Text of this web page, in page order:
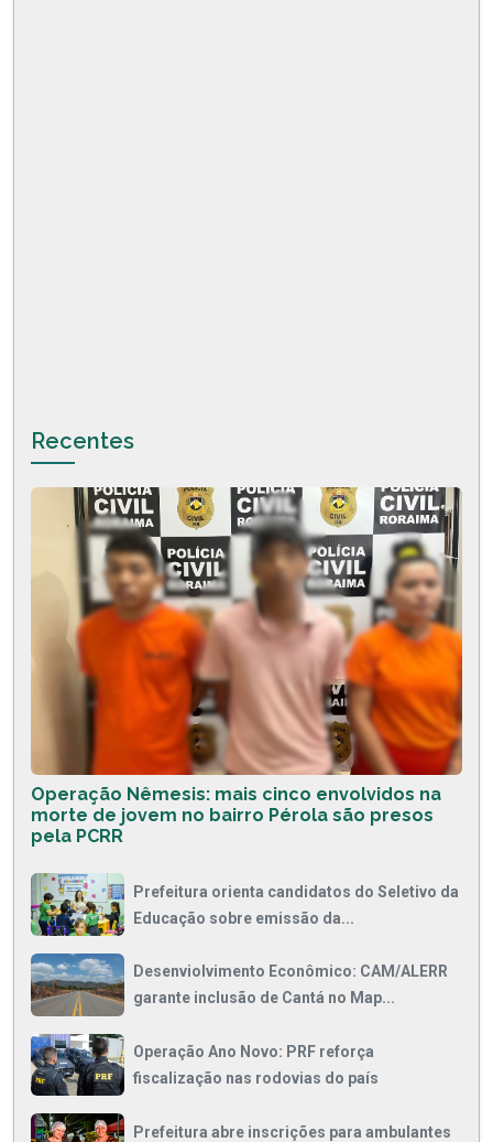
Recentes
Operação Nêmesis: mais cinco envolvidos na
morte de jovem no bairro Pérola são presos
pela PCRR
Prefeitura orienta candidatos do Seletivo da
Educação sobre emissão da...
Desenviolvimento Econômico: CAM/ALERR
garante inclusão de Cantá no Map...
Operação Ano Novo: PRF reforça
fiscalização nas rodovias do país
Prefeitura abre inscrições para ambulantes